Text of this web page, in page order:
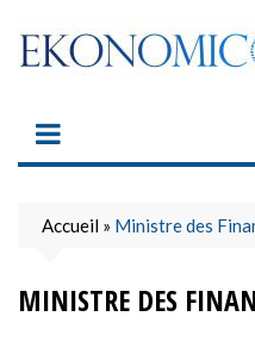
content
Accueil » Ministre des
MINISTRE DES